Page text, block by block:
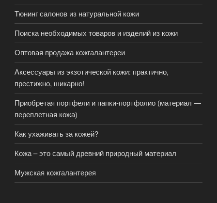
Тюнинг салонов из натуральной кожи
Поиска необходимых товаров и изделий из кожи
Оптовая продажа кожгалантереи
Аксессуары из экзотической кожи: практично,
престижно, шикарно!
Приобретая портфели и папки-портфолио (материал —
переплетная кожа)
Как ухаживать за кожей?
Кожа – это самый древний природный материал
Мужская кожгалантерея